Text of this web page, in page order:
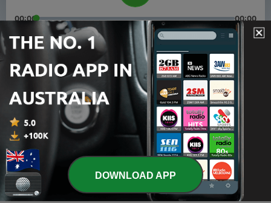
00:00 00:00
Episodes
1000 - 第1章 穿书 (1)
999 - 第2章 穿书 (2)
22 Mar 2025
998 - 第3章 卖掉股份 (1)
22 Mar 2025
DOWNLOAD APP